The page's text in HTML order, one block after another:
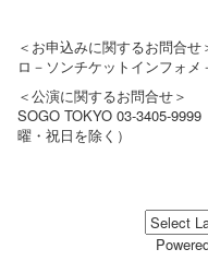
＜お申込みに関するお問合せ
ロ－ソンチケットインフォ
＜公演に関するお問合せ＞
SOGO TOKYO 03-3405-
曜・祝日を除く）